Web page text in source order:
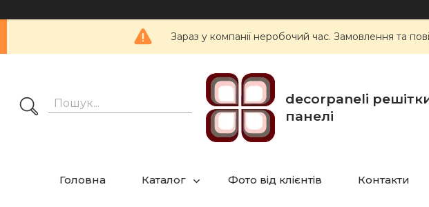
Зараз у компанії неробочий час. Замовлення та
decorpaneli
панелі
Головна Каталог Фото від клієнтів Контакти